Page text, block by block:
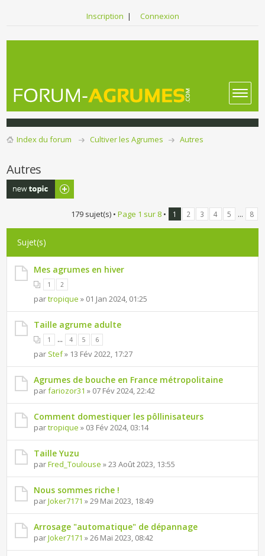
Inscription | Connexion
Index du forum Cultiver les Agrumes Autres
Autres
Publier un
nouveau sujet
179 sujet(s) • Page 1 sur 8• 1 2 3 4 5 ... 8
Sujet(s)
Mes agrumes en hiver
1 2
partropique » 01 Jan 2024, 01:25
Taille agrume adulte
1 ... 4 5 6
par Stef» 13 Fév 2022, 17:27
Agrumes de bouche en France métropolitaine
parfariozor31 » 07 Fév 2024, 22:42
Comment domestiquer les pôllinisateurs
partropique » 03 Fév 2024, 03:14
Taille Yuzu
parFred_Toulouse » 23 Août 2023, 13:55
Nous sommes riche !
parJoker7171 » 29 Mai 2023, 18:49
Arrosage "automatique" de dépannage
parJoker7171 » 26 Mai 2023, 08:42